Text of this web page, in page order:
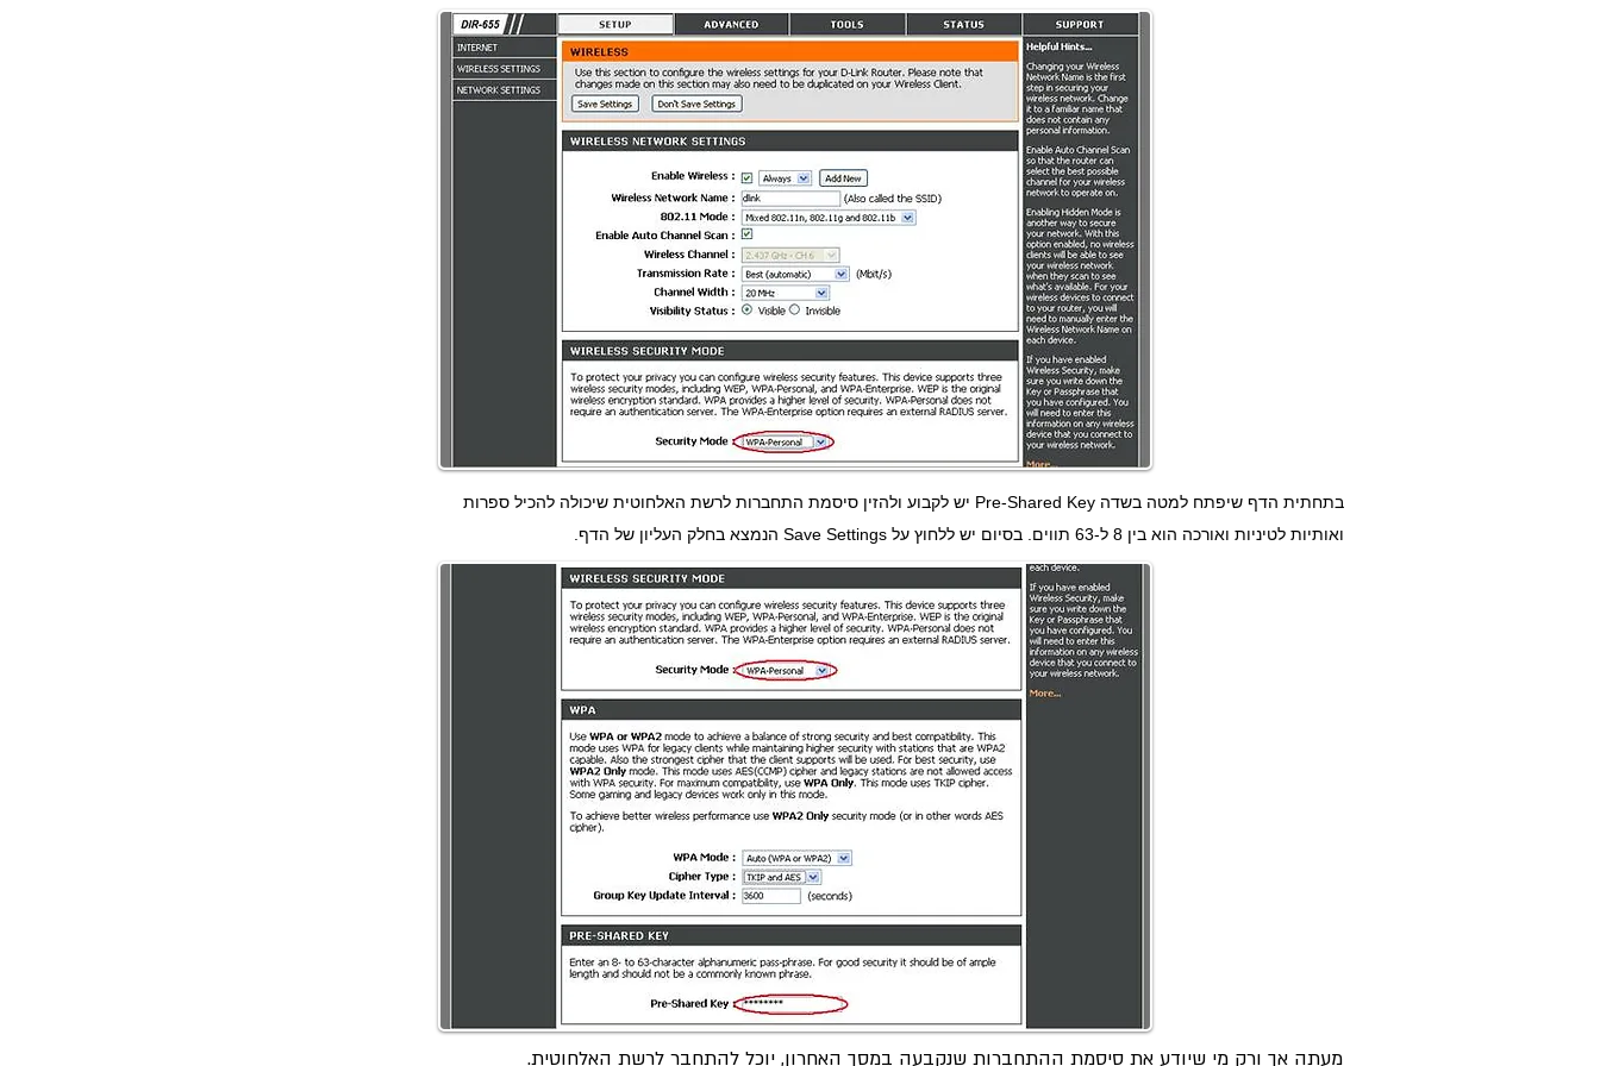
בתחתית הדף שיפתח למטה בשדה Pre-Shared Key יש לקבוע ולהזין סיסמת התחברות לרשת האלחוטית שיכולה להכיל ספרות
ואותיות לטיניות ואורכה הוא בין 8 ל-63 תווים. בסיום יש ללחוץ על Save Settings הנמצא בחלק העליון של הדף.
מעתה אך ורק מי שיודע את סיסמת ההתחברות שנקבעה במסך האחרון, יוכל להתחבר לרשת האלחוטית.